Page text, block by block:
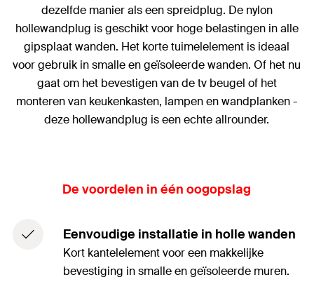
dezelfde manier als een spreidplug. De nylon
hollewandplug is geschikt voor hoge belastingen in alle
gipsplaat wanden. Het korte tuimelelement is ideaal
voor gebruik in smalle en geïsoleerde wanden. Of het nu
gaat om het bevestigen van de tv beugel of het
monteren van keukenkasten, lampen en wandplanken -
deze hollewandplug is een echte allrounder.
De voordelen in één oogopslag
Eenvoudige installatie in holle wanden
Kort kantelelement voor een makkelijke
bevestiging in smalle en geïsoleerde muren.